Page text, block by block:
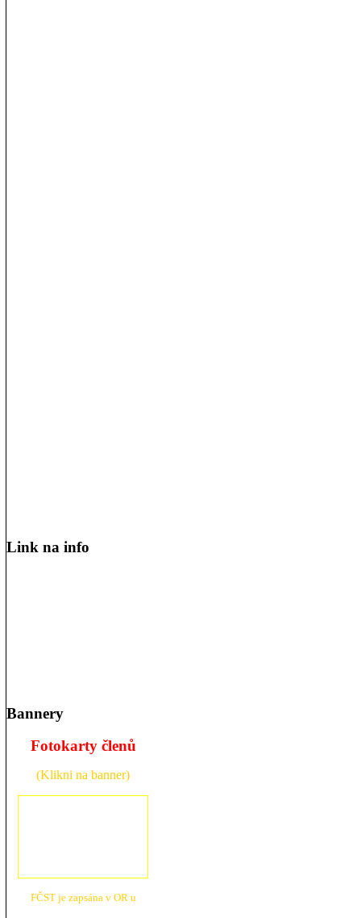
Link na info
Bannery
Fotokarty členů
(Klikni na banner)
FČST je zapsána v OR u